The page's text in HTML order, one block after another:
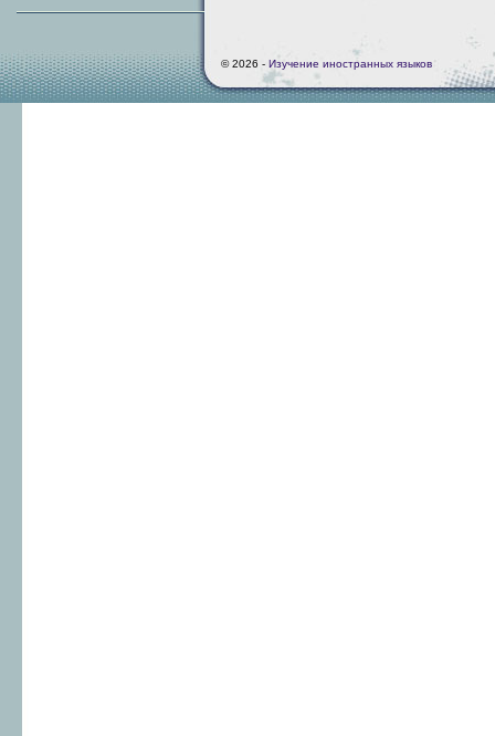
© 2026 - Изучение иностранных языков